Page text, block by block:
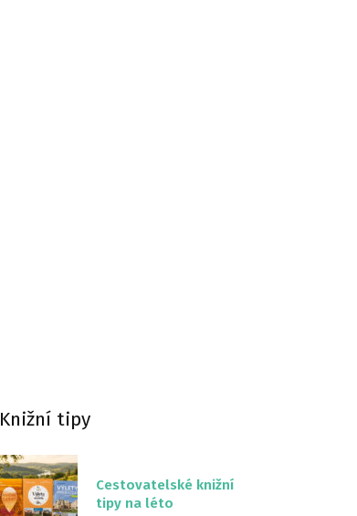
Knižní tipy
Cestovatelské knižní
tipy na léto